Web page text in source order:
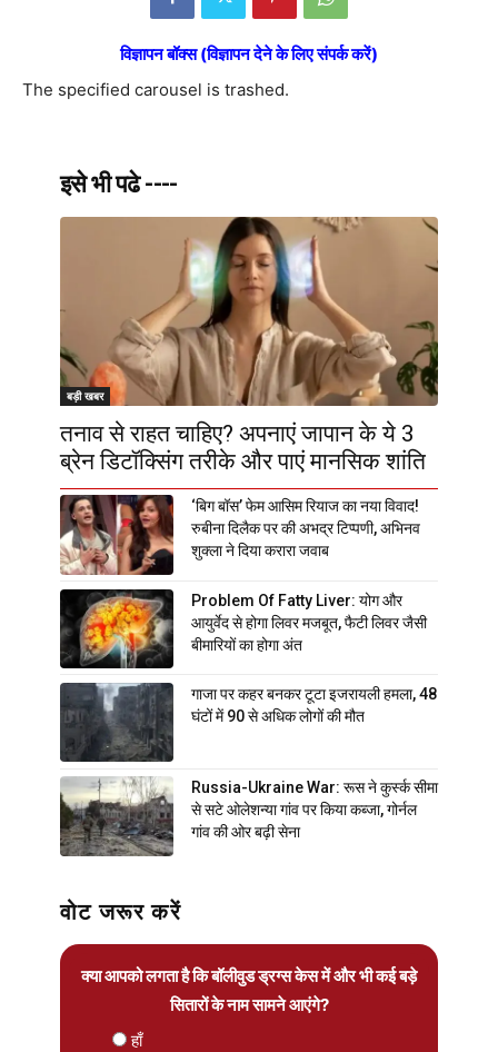
विज्ञापन बॉक्स (विज्ञापन देने के लिए संपर्क करें)
The specified carousel is trashed.
इसे भी पढे ----
बड़ी खबर
तनाव से राहत चाहिए? अपनाएं जापान के ये 3
ब्रेन डिटॉक्सिंग तरीके और पाएं मानसिक शांति
‘बिग बॉस’ फेम आसिम रियाज का नया विवाद!
रुबीना दिलैक पर की अभद्र टिप्पणी, अभिनव
शुक्ला ने दिया करारा जवाब
Problem Of Fatty Liver: योग और
आयुर्वेद से होगा लिवर मजबूत, फैटी लिवर जैसी
बीमारियों का होगा अंत
गाजा पर कहर बनकर टूटा इजरायली हमला, 48
घंटों में 90 से अधिक लोगों की मौत
Russia-Ukraine War: रूस ने कुर्स्क सीमा
से सटे ओलेशन्या गांव पर किया कब्जा, गोर्नल
गांव की ओर बढ़ी सेना
वोट जरूर करें
क्या आपको लगता है कि बॉलीवुड ड्रग्स केस में और भी कई बड़े
सितारों के नाम सामने आएंगे?
हाँ